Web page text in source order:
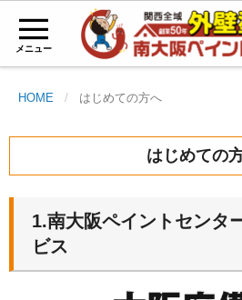
メニュー
HOME はじめての方へ
はじめての
1.南大阪ペイントセンタ
ビス